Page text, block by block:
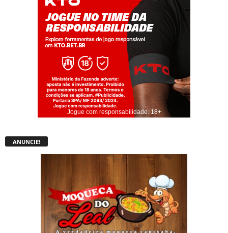
Jogue com responsabilidade. 18+
ANUNCIE!